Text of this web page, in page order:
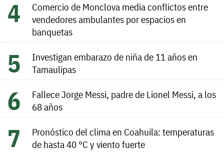
Comercio de Monclova media conflictos entre
vendedores ambulantes por espacios en
banquetas
Investigan embarazo de niña de 11 años en
Tamaulipas
Fallece Jorge Messi, padre de Lionel Messi, a los
68 años
Pronóstico del clima en Coahuila: temperaturas
de hasta 40 °C y viento fuerte